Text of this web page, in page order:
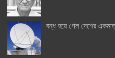
বন্ধ হয়ে গেল দেশের